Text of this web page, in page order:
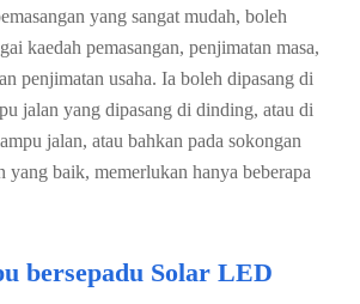
yang sangat mudah, boleh
kaedah pemasangan, penjimatan masa,
penjimatan usaha. Ia boleh dipasang di
jalan yang dipasang di dinding, atau di
jalan, atau bahkan pada sokongan
yang baik, memerlukan hanya beberapa
bersepadu Solar LED